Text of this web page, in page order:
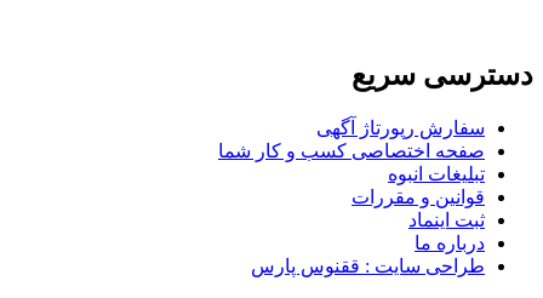
دسترسی سریع
سفارش رپورتاژ آگهی
صفحه اختصاصی کسب و کار شما
تبلیغات انبوه
قوانین و مقررات
ثبت اینماد
درباره ما
طراحی سایت : ققنوس پارس